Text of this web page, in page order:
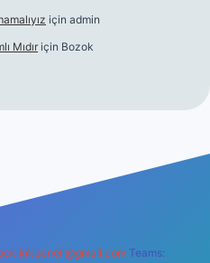
için admin
Mıdır için Bozok
Teams: